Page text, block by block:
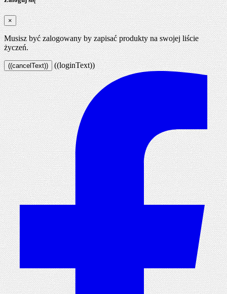
×
Musisz być zalogowany by zapisać produkty na swojej liście
życzeń.
((cancelText)) ((loginText))